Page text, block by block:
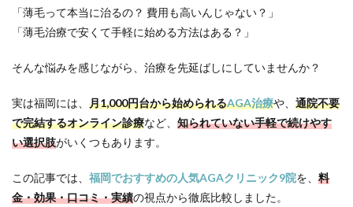
「薄毛って本当に治るの？ 費用も高いんじゃない？」
「薄毛治療で安くて手軽に始める方法はある？」
そんな悩みを感じながら、治療を先延ばしにしていませんか？
実は福岡には、 月1,000円台から始められるAGA治療や、 通院不要
で完結するオンライン診療など、 知られていない手軽で続けやす
い選択肢がいくつもあります。
この記事では、 福岡でおすすめの人気AGAクリニック9院を、 料
金・効果・口コミ・実績の視点から徹底比較しました。